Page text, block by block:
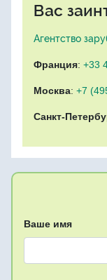
Вас
Агентство
Франция: +33
Москва: +7
Санкт-
Ваше имя